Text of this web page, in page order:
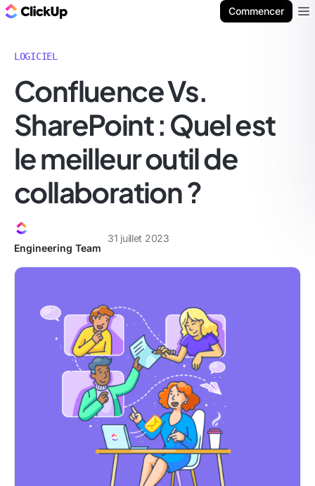
Commencer
LOGICIEL
Confluence Vs.
SharePoint : Quel est
le meilleur outil de
collaboration ?
Engineering Team
31 juillet 2023